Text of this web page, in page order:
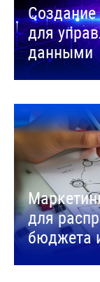
для
данными
для
бюджета